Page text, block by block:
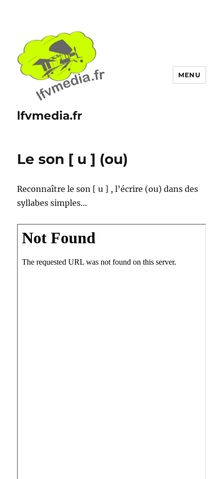
lfvmedia.fr
MENU
Le son [ u ] (ou)
Reconnaître le son [ u ] , l’écrire (ou) dans des
syllabes simples…